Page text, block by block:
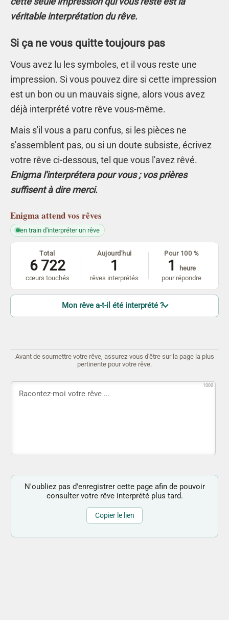
véritable interprétation du rêve.
Si ça ne vous quitte toujours pas
Vous avez lu les symboles, et il vous reste une
impression. Si vous pouvez dire si cette impression
est un bon ou un mauvais signe, alors vous avez
déjà interprété votre rêve vous-même.
Mais s'il vous a paru confus, si les pièces ne
s'assemblent pas, ou si un doute subsiste, écrivez
votre rêve ci-dessous, tel que vous l'avez rêvé.
Enigma l'interprétera pour vous ; vos prières
suffisent à dire merci.
Enigma attend vos rêves
en train d'interpréter un rêve
Total
6 722
cœurs touchés
Aujourd'hui
1
rêves interprétés
Pour 100 %
1
heure
pour répondre
Mon rêve a-t-il été interprété ?
Avant de soumettre votre rêve, assurez-vous d'être sur la page la plus
pertinente pour votre rêve.
1000
N'oubliez pas d'enregistrer cette page afin de pouvoir
consulter votre rêve interprété plus tard.
Copier le lien